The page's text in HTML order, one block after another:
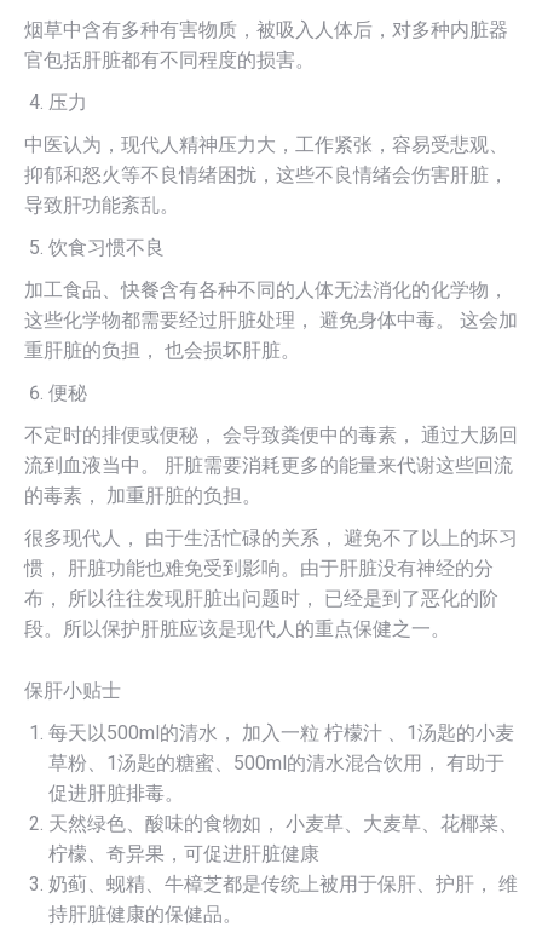
烟草中含有多种有害物质，被吸入人体后，对多种内脏器
官包括肝脏都有不同程度的损害。
压力
中医认为，现代人精神压力大，工作紧张，容易受悲观、
抑郁和怒火等不良情绪困扰，这些不良情绪会伤害肝脏，
导致肝功能紊乱。
饮食习惯不良
加工食品、快餐含有各种不同的人体无法消化的化学物，
这些化学物都需要经过肝脏处理， 避免身体中毒。 这会加
重肝脏的负担， 也会损坏肝脏。
便秘
不定时的排便或便秘， 会导致粪便中的毒素， 通过大肠回
流到血液当中。 肝脏需要消耗更多的能量来代谢这些回流
的毒素， 加重肝脏的负担。
很多现代人， 由于生活忙碌的关系， 避免不了以上的坏习
惯， 肝脏功能也难免受到影响。由于肝脏没有神经的分
布， 所以往往发现肝脏出问题时， 已经是到了恶化的阶
段。所以保护肝脏应该是现代人的重点保健之一。
保肝小贴士
每天以500ml的清水， 加入一粒 柠檬汁 、1汤匙的小麦
草粉、1汤匙的糖蜜、500ml的清水混合饮用， 有助于
促进肝脏排毒。
天然绿色、酸味的食物如， 小麦草、大麦草、花椰菜、
柠檬、奇异果，可促进肝脏健康
奶蓟、蚬精、牛樟芝都是传统上被用于保肝、护肝， 维
持肝脏健康的保健品。